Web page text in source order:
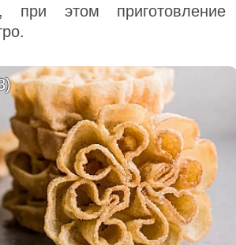
при этом приготовление